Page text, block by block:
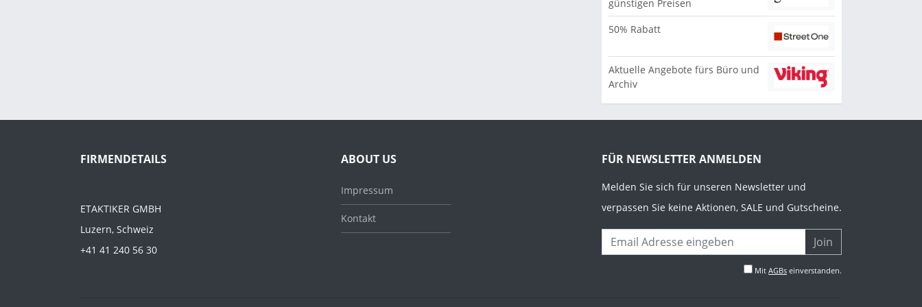
günstigen Preisen
50% Rabatt
Aktuelle Angebote fürs Büro und
Archiv
FIRMENDETAILS
ETAKTIKER GMBH
Luzern, Schweiz
+41 41 240 56 30
ABOUT US
Impressum
Kontakt
FÜR NEWSLETTER ANMELDEN
Melden Sie sich für unseren Newsletter und
verpassen Sie keine Aktionen, SALE und Gutscheine.
Join
Mit AGBs einverstanden.